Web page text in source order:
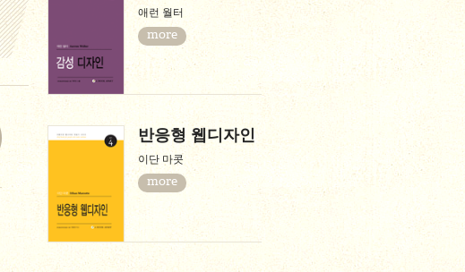
애런 월터
more
반응형 웹디자인
이단 마콧
more